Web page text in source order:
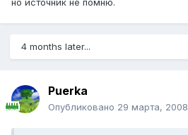
но источник не помню.
4 months later...
Puerka
Опубликовано 29 марта, 2008